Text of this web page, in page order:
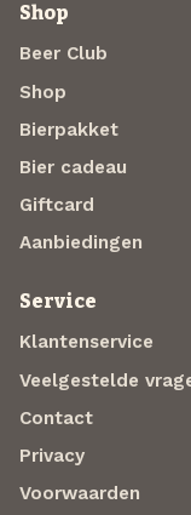
Shop
Beer Club
Shop
Bierpakket
Bier cadeau
Giftcard
Aanbiedingen
Service
Klantenservice
Veelgestelde
Contact
Privacy
Voorwaarden